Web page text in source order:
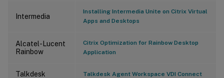
Intermedia
Installing Intermedia Unite on Citrix Virtual
Apps and Desktops
Alcatel-Lucent
Rainbow
Citrix Optimization for Rainbow Desktop
Application
Talkdesk Talkdesk Agent Workspace VDI Connect